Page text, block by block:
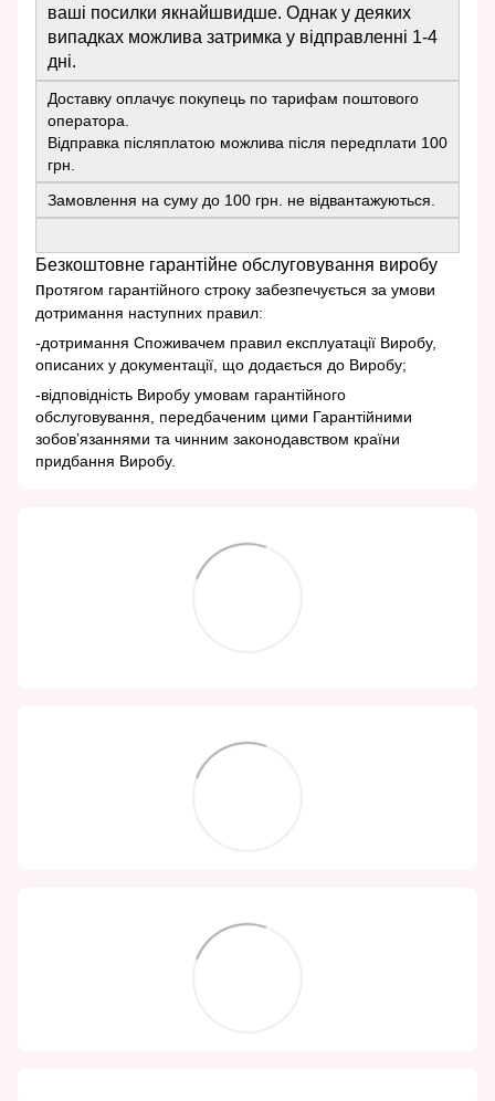
ваші посилки якнайшвидше. Однак у деяких
випадках можлива затримка у відправленні 1-4
дні.
Доставку оплачує покупець по тарифам поштового
оператора.
Відправка післяплатою можлива після передплати 100
грн.
Замовлення на суму до 100 грн. не відвантажуються.
Безкоштовне гарантійне обслуговування виробу
протягом гарантійного строку забезпечується за умови
дотримання наступних правил:
-дотримання Споживачем правил експлуатації Виробу,
описаних у документації, що додається до Виробу;
-відповідність Виробу умовам гарантійного
обслуговування, передбаченим цими Гарантійними
зобов’язаннями та чинним законодавством країни
придбання Виробу.